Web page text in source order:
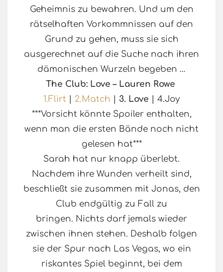
Geheimnis zu bewahren. Und um den
rätselhaften Vorkommnissen auf den
Grund zu gehen, muss sie sich
ausgerechnet auf die Suche nach ihren
dämonischen Wurzeln begeben …
The Club: Love – Lauren Rowe
1.Flirt
2.Match 3. Love | 4.Joy
***Vorsicht könnte Spoiler enthalten,
wenn man die ersten Bände noch nicht
gelesen hat***
Sarah hat nur knapp überlebt.
Nachdem ihre Wunden verheilt sind,
beschließt sie zusammen mit Jonas, den
Club endgültig zu Fall zu
bringen. Nichts darf jemals wieder
zwischen ihnen stehen. Deshalb folgen
sie der Spur nach Las Vegas, wo ein
riskantes Spiel beginnt, bei dem